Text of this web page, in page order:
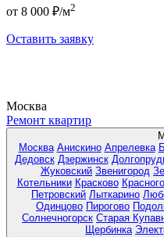
от 8 000 ₽/м2
Оставить заявку
Москва
Ремонт квартир
Москва Анискино Апрелевка
Дедовск Дзержинск
Жуковский Звенигород
Котельники Красково
Петровский Лыткарино
Одинцово Пирогово
Солнечногорск Старая
Щербинка